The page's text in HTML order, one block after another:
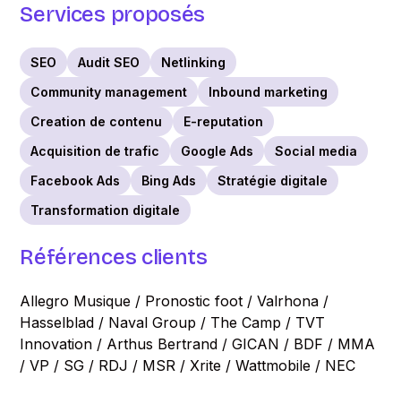
Services proposés
SEO Audit SEO
Netlinking
Community management
Inbound marketing
Creation de contenu
E-reputation
Acquisition de trafic
Google Ads
Social media
Facebook Ads
Bing Ads
Stratégie digitale
Transformation digitale
Références clients
Allegro Musique / Pronostic foot / Valrhona /
Hasselblad / Naval Group / The Camp / TVT
Innovation / Arthus Bertrand / GICAN / BDF / MMA
/ VP / SG / RDJ / MSR / Xrite / Wattmobile / NEC